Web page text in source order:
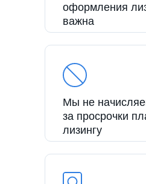
оформления
важна
Мы не
за просрочки
лизингу